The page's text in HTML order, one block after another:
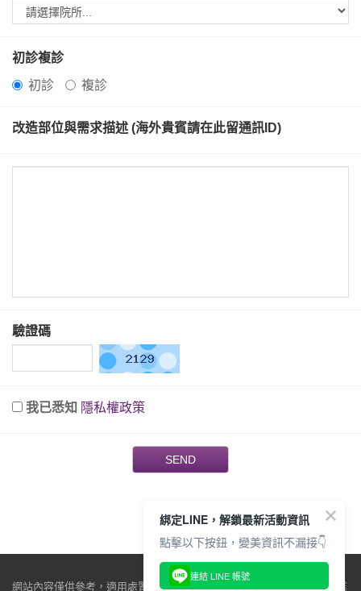
初診複診
初診
複診
改造部位與需求描述 (海外貴賓請在此留通訊ID)
驗證碼
我已悉知 隱私權政策
SEND
網站內容僅供參考，適用處置與效果因人而異，仍必須由醫師當面做專業
綁定LINE，解鎖最新活動資訊
點擊以下按鈕，變美資訊不漏接👇
連結 LINE 帳號